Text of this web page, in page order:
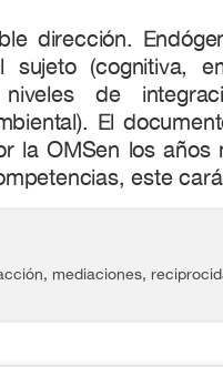
dirección.
sujeto (cognitiva,
de
El
la OMSen los años
este
, mediaciones,